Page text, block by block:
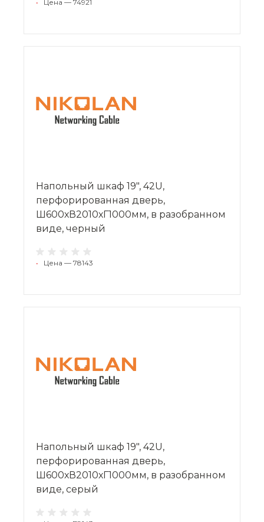
• Цена — 74921
Напольный шкаф 19", 42U,
перфорированная дверь,
Ш600хВ2010хГ1000мм, в разобранном
виде, черный
• Цена — 78143
Напольный шкаф 19", 42U,
перфорированная дверь,
Ш600хВ2010хГ1000мм, в разобранном
виде, серый